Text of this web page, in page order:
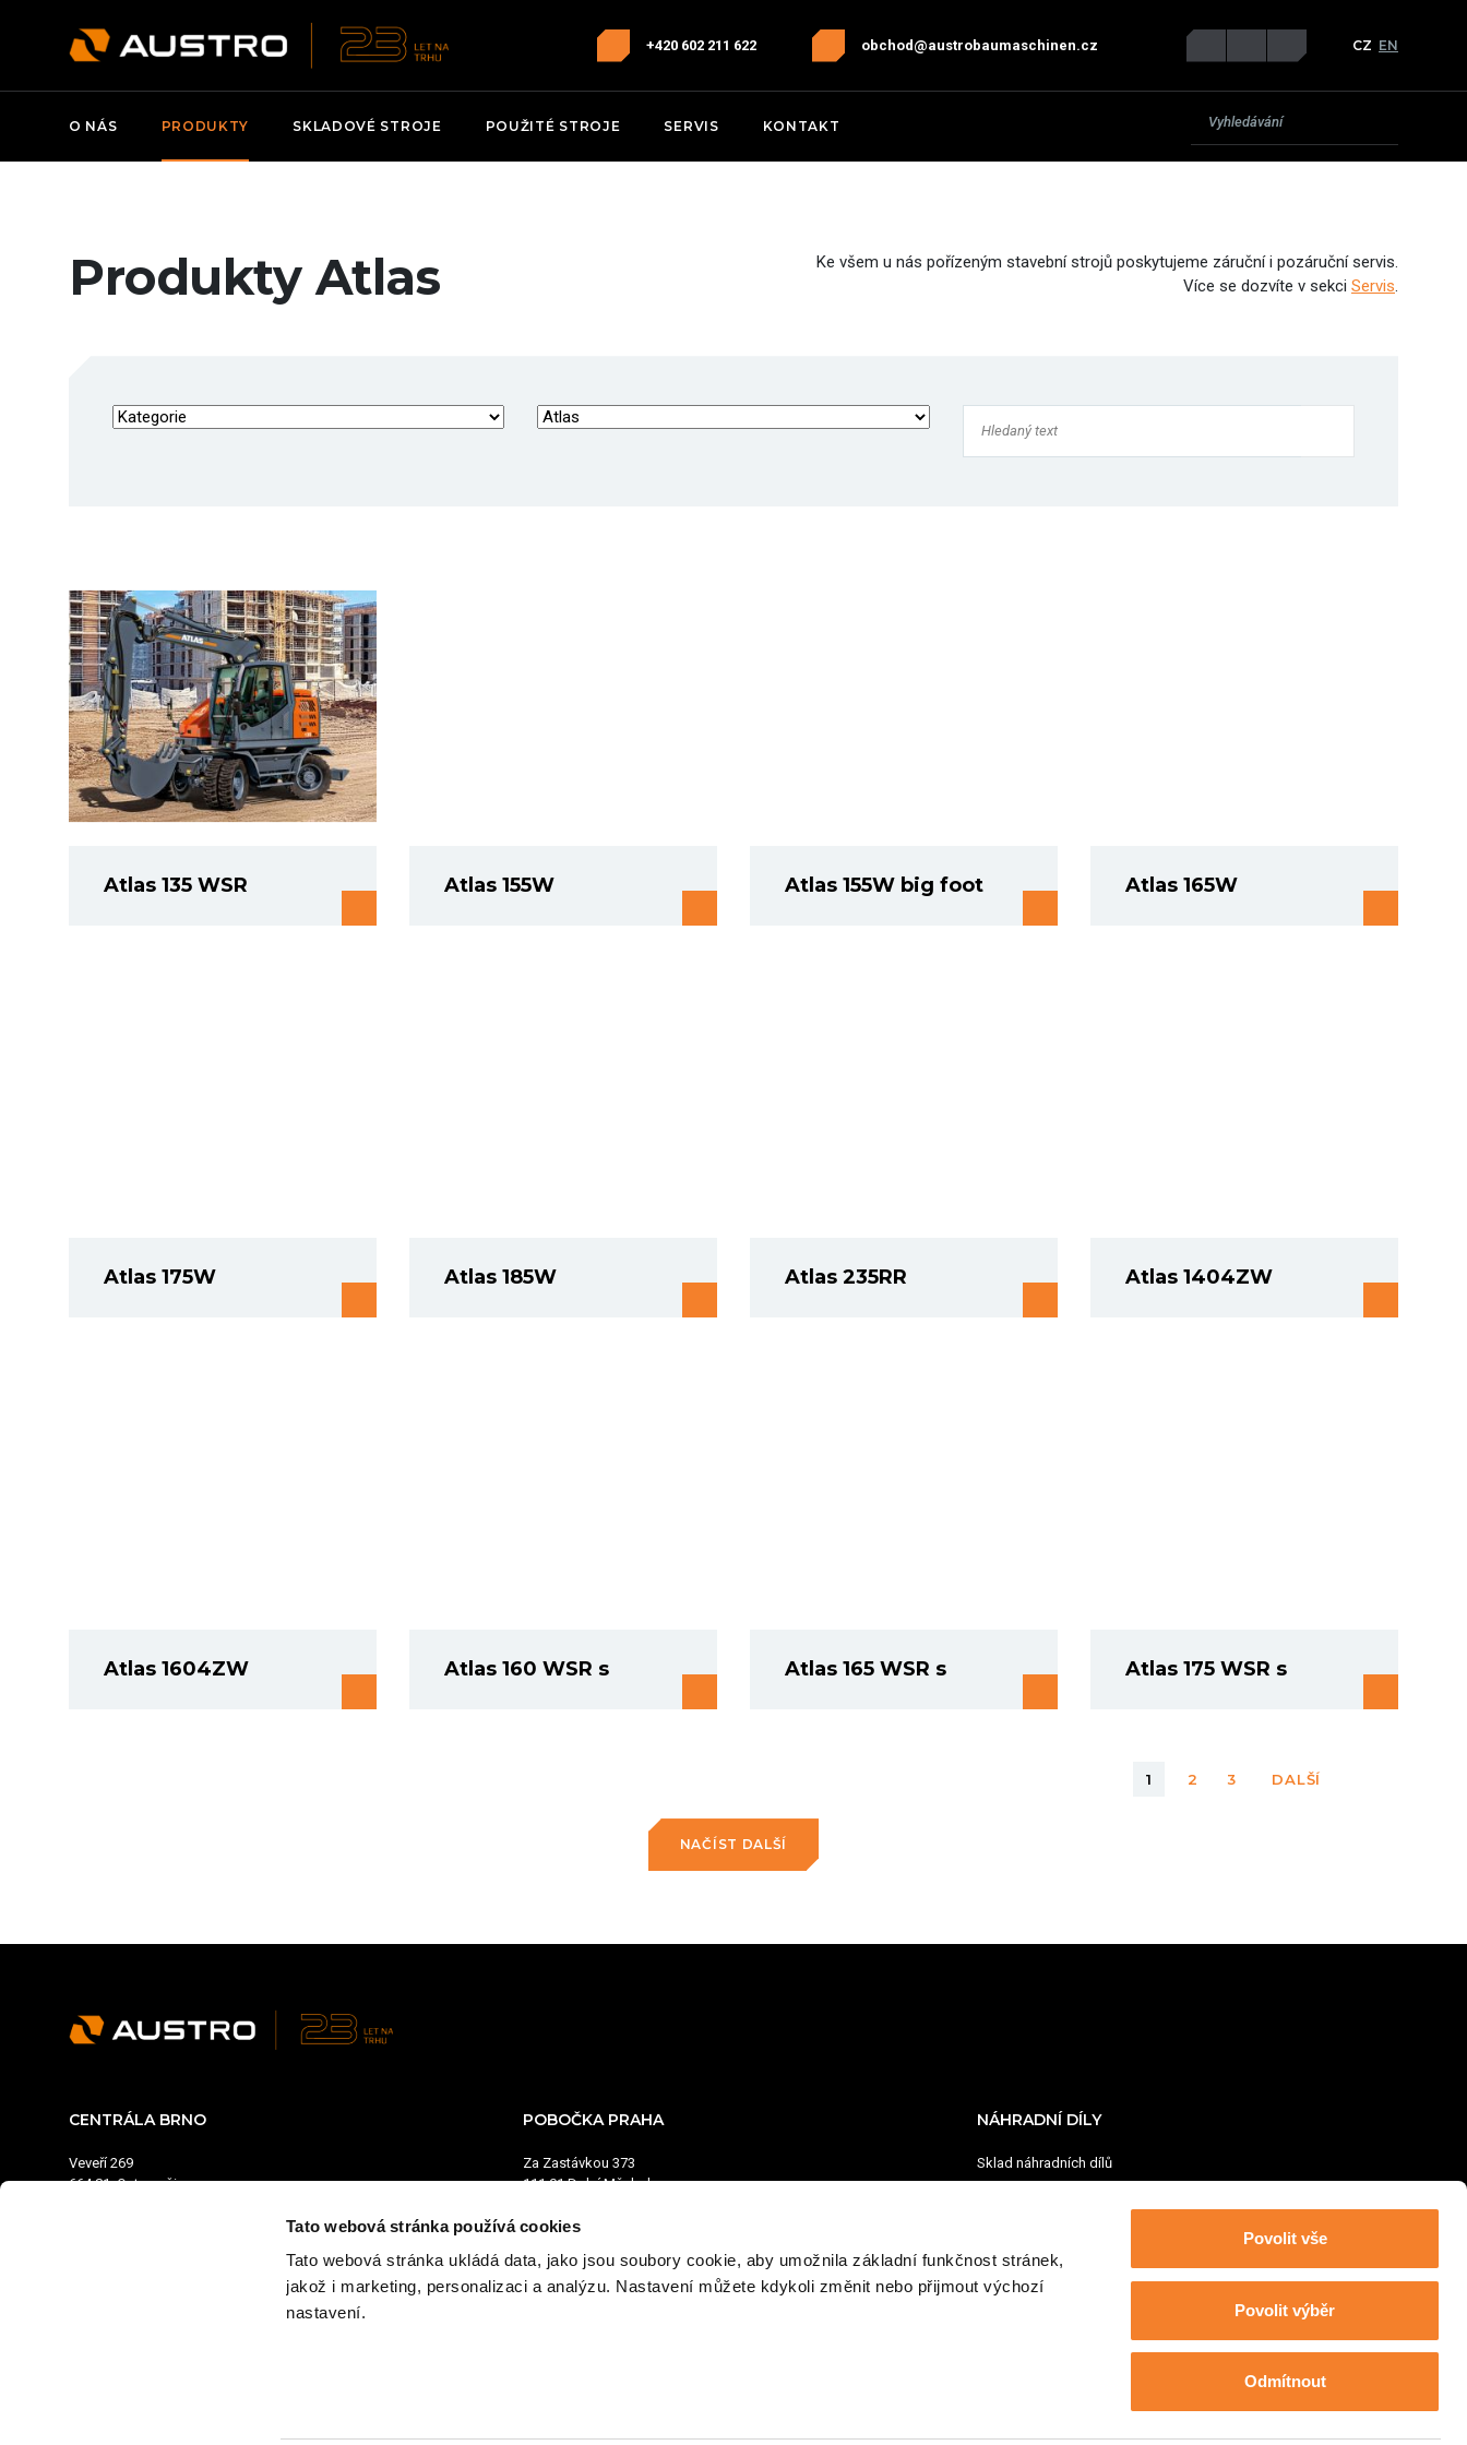
Tato webová stránka používá cookies
Tato webová stránka ukládá data, jako jsou soubory cookie, aby umožnila základní funkčnost stránek,
jakož i marketing, personalizaci a analýzu. Nastavení můžete kdykoli změnit nebo přijmout výchozí
nastavení.
Povolit vše
Povolit výběr
Odmítnout
+420 602 211 622 obchod@austrobaumaschinen.cz CZ EN
O NÁS PRODUKTY SKLADOVÉ STROJE POUŽITÉ STROJE SERVIS KONTAKT
Produkty Atlas
Ke všem u nás pořízeným stavební strojů poskytujeme záruční i pozáruční servis.
Více se dozvíte v sekci Servis.
Atlas 135 WSR Atlas 155W Atlas 155W big foot Atlas 165W
Atlas 175W Atlas 185W Atlas 235RR Atlas 1404ZW
Atlas 1604ZW Atlas 160 WSR s Atlas 165 WSR s Atlas 175 WSR s
1 2 3 DALŠÍ
NAČÍST DALŠÍ
CENTRÁLA BRNO
Veveří 269
664 81 Ostrovačice
POBOČKA PRAHA
Za Zastávkou 373
111 01 Dolní Měcholupy
Provozní doba:
+420 603 486 076
NÁHRADNÍ DÍLY
Sklad náhradních dílů
+420 724 255 991